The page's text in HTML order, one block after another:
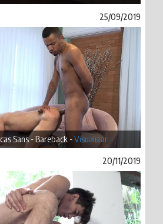
25/09/2019
Sans - Bareback -Visualizar
20/11/2019